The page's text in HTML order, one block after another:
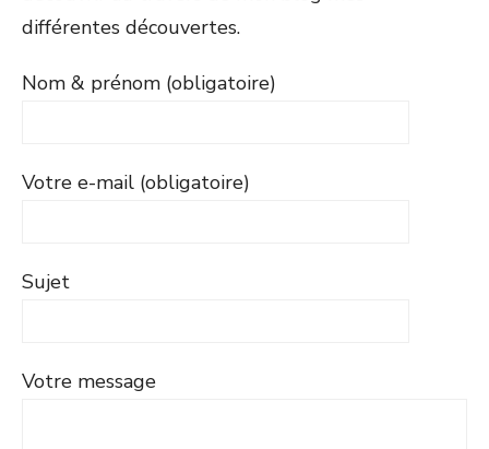
différentes découvertes.
Nom & prénom (obligatoire)
Votre e-mail (obligatoire)
Sujet
Votre message